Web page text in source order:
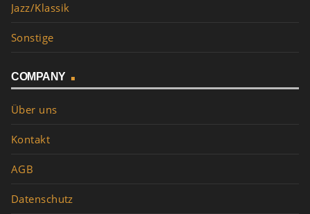
Jazz/Klassik
Sonstige
COMPANY
Über uns
Kontakt
AGB
Datenschutz